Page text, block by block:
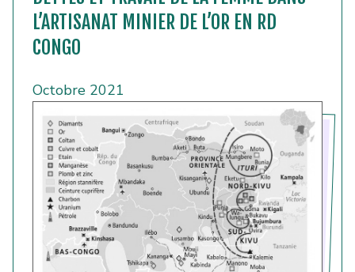
L’ARTISANAT MINIER DE L’OR EN RD
CONGO
Octobre 2021